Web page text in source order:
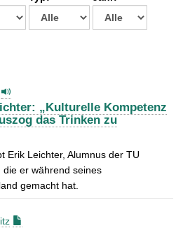
„Kulturelle Kompetenz
das Trinken zu
Erik Leichter, Alumnus der TU
er während seines
gemacht hat.